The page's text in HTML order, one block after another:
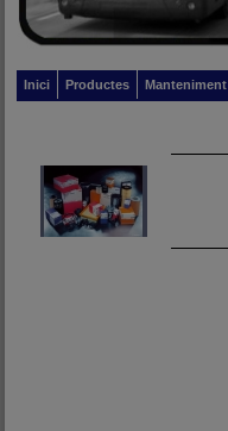
Inici Productes Manteniment